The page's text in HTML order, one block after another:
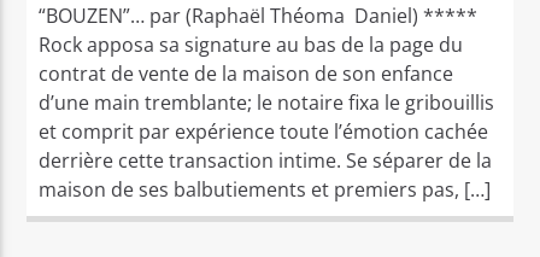
“BOUZEN”… par (Raphaël Théoma Daniel) *****
Rock apposa sa signature au bas de la page du
contrat de vente de la maison de son enfance
d’une main tremblante; le notaire fixa le gribouillis
et comprit par expérience toute l’émotion cachée
derrière cette transaction intime. Se séparer de la
maison de ses balbutiements et premiers pas, […]